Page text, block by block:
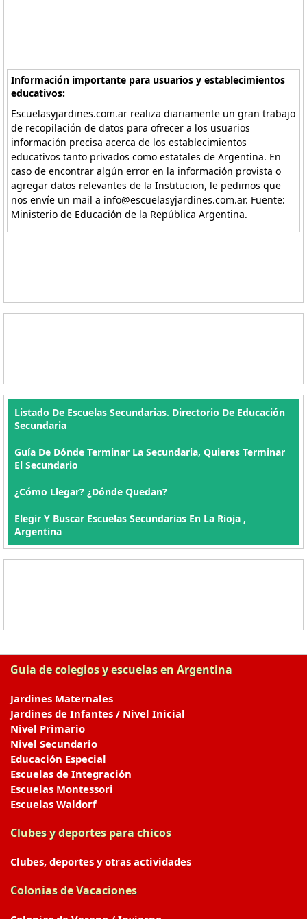
Información importante para usuarios y establecimientos
educativos:
Escuelasyjardines.com.ar realiza diariamente un gran trabajo
de recopilación de datos para ofrecer a los usuarios
información precisa acerca de los establecimientos
educativos tanto privados como estatales de Argentina. En
caso de encontrar algún error en la información provista o
agregar datos relevantes de la Institucion, le pedimos que
nos envíe un mail a info@escuelasyjardines.com.ar. Fuente:
Ministerio de Educación de la República Argentina.
Listado De Escuelas Secundarias. Directorio De Educación
Secundaria
Guía De Dónde Terminar La Secundaria, Quieres Terminar
El Secundario
¿Cómo Llegar? ¿Dónde Quedan?
Elegir Y Buscar Escuelas Secundarias En La Rioja ,
Argentina
Guia de colegios y escuelas en Argentina
Jardines Maternales
Jardines de Infantes / Nivel Inicial
Nivel Primario
Nivel Secundario
Educación Especial
Escuelas de Integración
Escuelas Montessori
Escuelas Waldorf
Clubes y deportes para chicos
Clubes, deportes y otras actividades
Colonias de Vacaciones